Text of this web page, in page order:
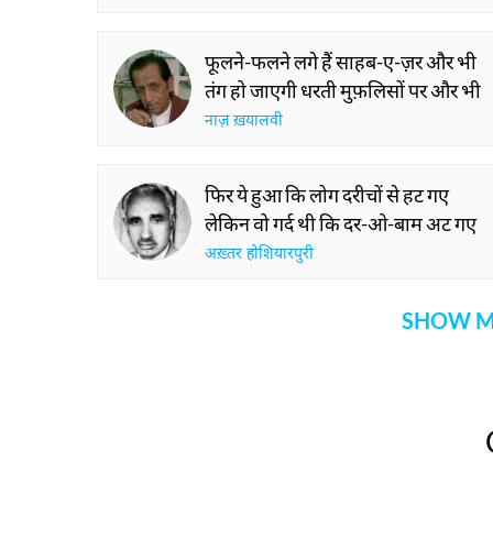
फूलने-फलने लगे हैं साहब-ए-ज़र और भी
तंग हो जाएगी धरती मुफ़लिसों पर और भी
नाज़ ख़यालवी
फिर ये हुआ कि लोग दरीचों से हट गए
लेकिन वो गर्द थी कि दर-ओ-बाम अट गए
अख़्तर होशियारपुरी
SHOW